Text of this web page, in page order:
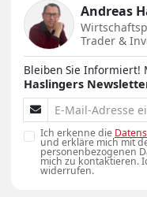
Andreas
Trader &
Bleiben Sie Informiert!
Haslingers
E-Mail-Adresse
Ich erkenne die
und erkläre mich mit
personenbezogenen
mich zu kontaktieren.
widerrufen.